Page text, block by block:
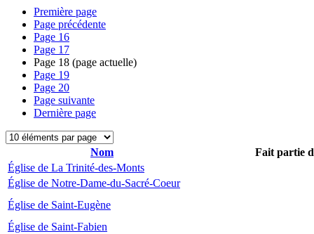
Première page
Page précédente
Page 16
Page 17
Page 18 (page actuelle)
Page 19
Page 20
Page suivante
Dernière page
Nom
Fait partie
Église de La Trinité-des-Monts
Église de Notre-Dame-du-Sacré-Coeur
Église de Saint-Eugène
Église de Saint-Fabien